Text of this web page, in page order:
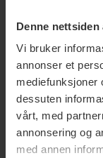
Denne
Vi bruker
annonser et
mediefunksjoner
dessuten
vårt, med
annonsering og
med annen